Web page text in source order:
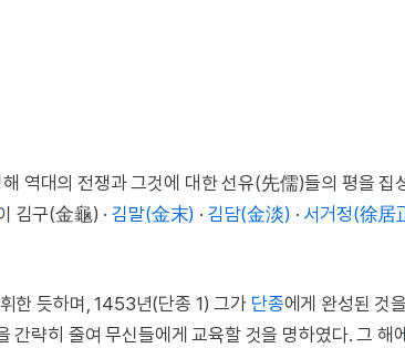
역대의 전쟁과 그것에 대한 선유(先儒)들의 평을 집
김구(金龜) ·김말(金末) · 김담(金淡) · 서거정(徐居
한 듯하며, 1453년(단종 1) 그가 단종에게 완성된 것
간략히 줄여 무신들에게 교육할 것을 명하였다. 그 해에